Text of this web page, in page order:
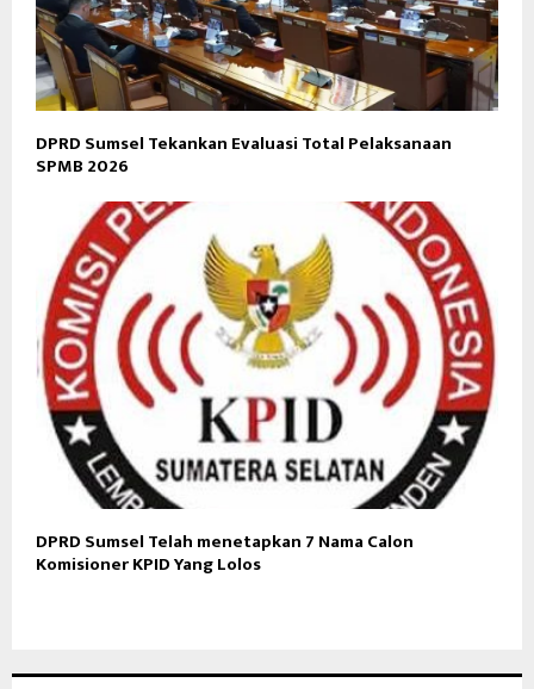
DPRD Sumsel Tekankan Evaluasi Total Pelaksanaan
SPMB 2026
DPRD Sumsel Telah menetapkan 7 Nama Calon
Komisioner KPID Yang Lolos